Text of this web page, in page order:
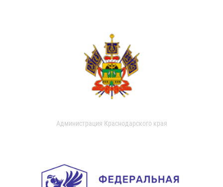
Администрация Краснодарского края